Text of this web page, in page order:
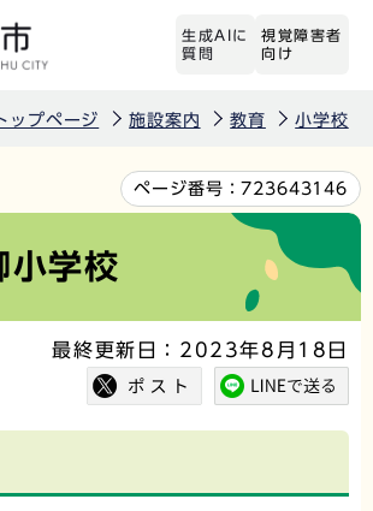
生成AIに
質問
視覚障害者
向け
ップページ 施設案内 教育 小学校
ページ番号：723643146
小学校
最終更新日：2023年8月18日